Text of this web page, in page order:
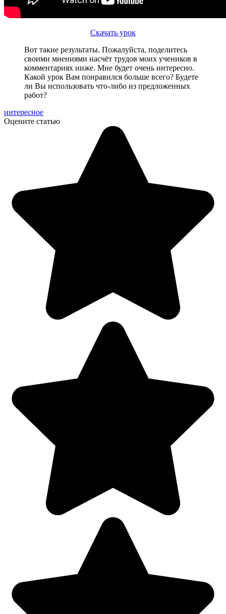
Скачать урок
Вот такие результаты. Пожалуйста, поделитесь
своими мнениями насчёт трудов моих учеников в
комментариях ниже. Мне будет очень интересно.
Какой урок Вам понравился больше всего? Будете
ли Вы использовать что-либо из предложенных
работ?
интересное
Оцените статью